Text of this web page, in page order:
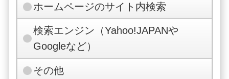
ホームページのサイト内検索
検索エンジン（Yahoo!JAPANや
Googleなど）
その他